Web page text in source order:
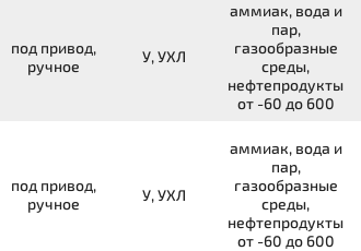
под привод,
ручное
У, УХЛ
аммиак, вода и
пар,
газообразные
среды,
нефтепродукты
от -60 до 600
под привод,
ручное
У, УХЛ
аммиак, вода и
пар,
газообразные
среды,
нефтепродукты
от -60 до 600